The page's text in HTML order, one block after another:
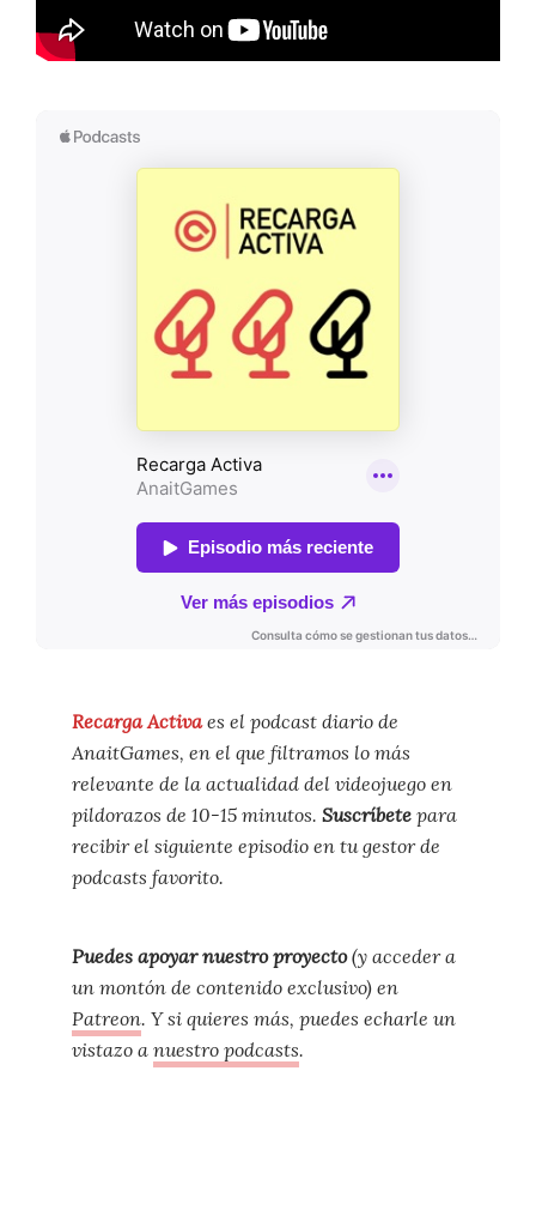
Recarga Activaes el podcast diario de
AnaitGames, en el que filtramos lo más
relevante de la actualidad del videojuego en
pildorazos de 10-15 minutos. Suscríbetepara
recibir el siguiente episodio en tu gestor de
podcasts favorito.
Puedes apoyar nuestro proyecto(y acceder a
un montón de contenido exclusivo) en
Patreon. Y si quieres más, puedes echarle un
vistazo anuestro podcasts.